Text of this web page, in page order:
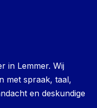
in Lemmer. Wij
met spraak, taal,
en deskundige